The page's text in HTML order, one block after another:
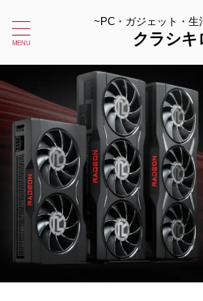
~PC・ガジェット・生
クラシキ